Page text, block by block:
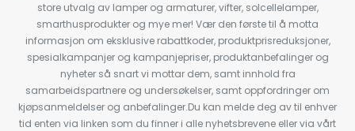
store utvalg av lamper og armaturer, vifter, solcellelamper,
smarthusprodukter og mye mer! Vær den første til å motta
informasjon om eksklusive rabattkoder, produktprisreduksjoner,
spesialkampanjer og kampanjepriser, produktanbefalinger og
nyheter så snart vi mottar dem, samt innhold fra
samarbeidspartnere og undersøkelser, samt oppfordringer om
kjøpsanmeldelser og anbefalinger.Du kan melde deg av til enhver
tid enten via linken som du finner i alle nyhetsbrevene eller via vårt